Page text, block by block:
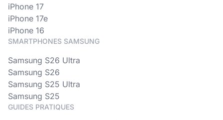
iPhone 17
iPhone 17e
iPhone 16
SMARTPHONES SAMSUNG
Samsung S26 Ultra
Samsung S26
Samsung S25 Ultra
Samsung S25
GUIDES PRATIQUES